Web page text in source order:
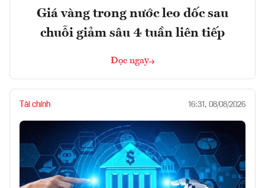
Giá vàng trong nước leo dốc sau
chuỗi giảm sâu 4 tuần liên tiếp
Đọc ngay
Tài chính 16:31, 08/08/2026